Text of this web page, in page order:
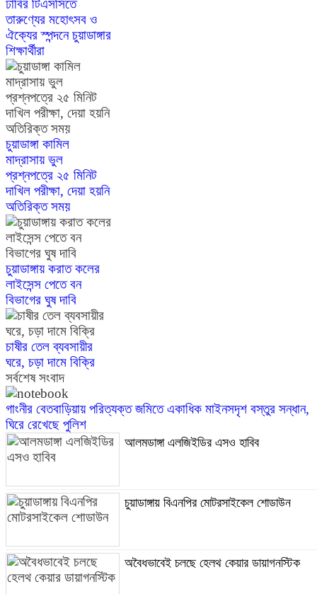
ঢাবির টিএসসিতে
তারুণ্যের মহোৎসব ও
ঐক্যের স্পন্দনে চুয়াডাঙ্গার
শিক্ষার্থীরা
চুয়াডাঙ্গা কামিল
মাদ্রাসায় ভুল
প্রশ্নপত্রে ২৫ মিনিট
দাখিল পরীক্ষা, দেয়া হয়নি
অতিরিক্ত সময়
চুয়াডাঙ্গায় করাত কলের
লাইসেন্স পেতে বন
বিভাগের ঘুষ দাবি
চাষীর তেল ব্যবসায়ীর
ঘরে, চড়া দামে বিক্রি
সর্বশেষ সংবাদ
গাংনীর বেতবাড়িয়ায় পরিত্যক্ত জমিতে একাধিক মাইনসদৃশ বস্তুর সন্ধান,
ঘিরে রেখেছে পুলিশ
আলমডাঙ্গা এলজিইডির এসও হাবিব
চুয়াডাঙ্গায় বিএনপির মোটরসাইকেল শোডাউন
অবৈধভাবেই চলছে হেলথ কেয়ার ডায়াগনস্টিক